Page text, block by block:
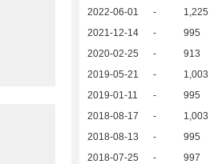
2022-06-01
- 1,225
2021-12-14
- 995
2020-02-25
- 913
2019-05-21
- 1,003
2019-01-11
- 995
2018-08-17
- 1,003
2018-08-13
- 995
2018-07-25
- 997